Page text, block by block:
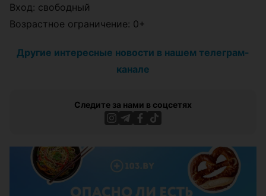
Вход: свободный
Возрастное ограничение: 0+
Другие интересные новости в нашем телеграм-
канале
Следите за нами в соцсетях